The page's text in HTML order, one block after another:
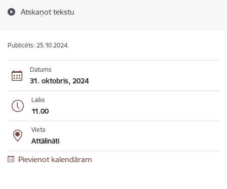
Atskaņot tekstu
Publicēts: 25.10.2024.
Datums
31. oktobris, 2024
Laiks
11.00
Vieta
Attālināti
Pievienot kalendāram